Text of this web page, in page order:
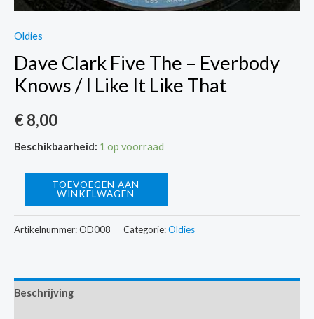
Oldies
Dave Clark Five The – Everbody
Knows / I Like It Like That
€8,00
Beschikbaarheid: 1 op voorraad
Everbody
Knows
TOEVOEGEN AAN
WINKELWAGEN
Artikelnummer:OD008 Categorie:Oldies
Beschrijving